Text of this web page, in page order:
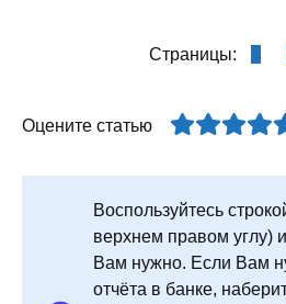
Страницы:
Оцените статью
Воспользуйтесь
верхнем правом углу)
Вам нужно. Если Вам
отчёта в банке,